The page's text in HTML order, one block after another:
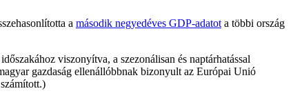
a második negyedéves GDP-adatot a többi ország
viszonyítva, a szezonálisan és naptárhatással
gazdaság ellenállóbbnak bizonyult az Európai Unió